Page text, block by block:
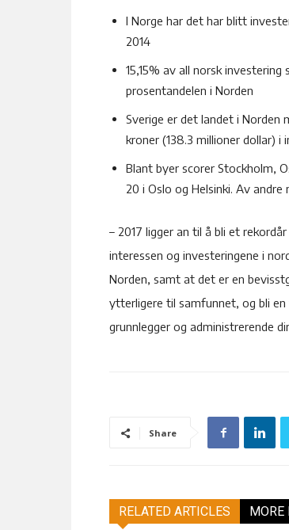
I Norge har det har blitt
2014
15,15% av all norsk
prosentandelen i Norden
Sverige er det landet i Norden
kroner (138.3 millioner dollar) i
Blant byer scorer Stockholm,
20 i Oslo og Helsinki. Av
– 2017 ligger an til å bli et
interessen og investeringene i
Norden, samt at det er en
ytterligere til samfunnet, og bli
grunnlegger og administrerende
Share
RELATED ARTICLES MORE